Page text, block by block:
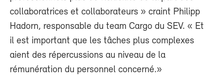
collaboratrices et collaborateurs » craint Philipp
Hadorn, responsable du team Cargo du SEV. « Et
il est important que les tâches plus complexes
aient des répercussions au niveau de la
rémunération du personnel concerné.»